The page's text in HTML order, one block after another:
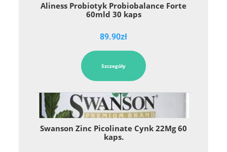
Aliness Probiotyk Probiobalance Forte
60mld 30 kaps
89.90zł
Szczegóły
Swanson Zinc Picolinate Cynk 22Mg 60
kaps.